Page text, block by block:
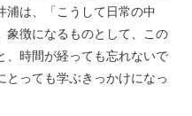
浦は、「こうして日常の中
象徴になるものとして、この
、時間が経っても忘れないで
っても学ぶきっかけになっ